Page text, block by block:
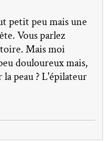
petit peu mais une
Vous parlez
Mais moi
douloureux mais,
peau ? L'épilateur